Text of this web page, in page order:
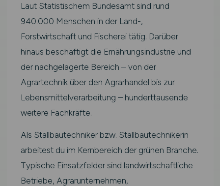
Laut Statistischem Bundesamt sind rund
940.000 Menschen in der Land-,
Forstwirtschaft und Fischerei tätig. Darüber
hinaus beschäftigt die Ernährungsindustrie und
der nachgelagerte Bereich – von der
Agrartechnik über den Agrarhandel bis zur
Lebensmittelverarbeitung – hunderttausende
weitere Fachkräfte.
Als Stallbautechniker bzw. Stallbautechnikerin
arbeitest du im Kernbereich der grünen Branche.
Typische Einsatzfelder sind landwirtschaftliche
Betriebe, Agrarunternehmen,